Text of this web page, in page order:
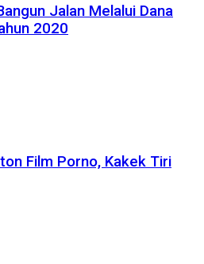
Jalan Melalui Dana
2020
Film Porno, Kakek Tiri